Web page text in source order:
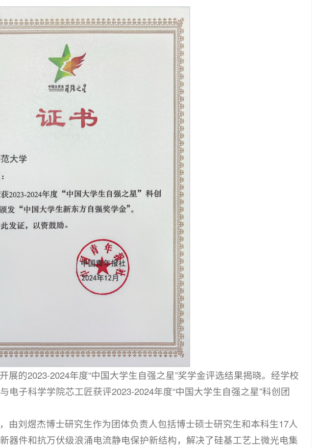
展的2023-2024年度“中国大学生自强之星”奖学金评选结果揭晓。经学校
子科学学院芯工匠获评2023-2024年度“中国大学生自强之星”科创团
由刘煜杰博士研究生作为团体负责人包括博士硕士研究生和本科生17人
器件和抗万伏级浪涌电流静电保护新结构，解决了硅基工艺上微光电集